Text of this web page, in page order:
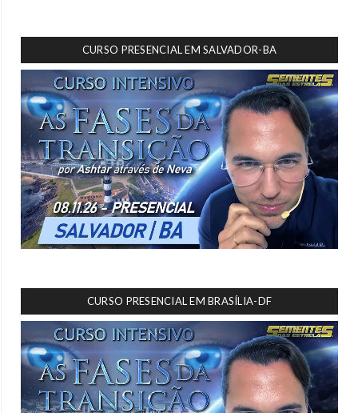
CURSO PRESENCIAL EM SALVADOR-BA
CURSO PRESENCIAL EM BRASÍLIA-DF